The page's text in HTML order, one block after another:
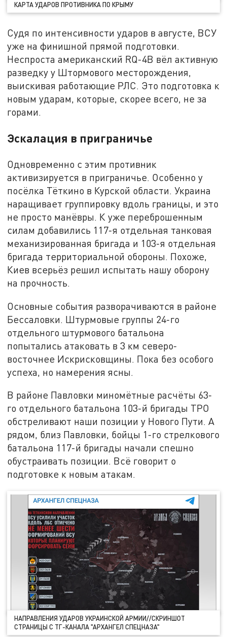
КАРТА УДАРОВ ПРОТИВНИКА ПО КРЫМУ
Судя по интенсивности ударов в августе, ВСУ
уже на финишной прямой подготовки.
Неспроста американский RQ-4B вёл активную
разведку у Штормового месторождения,
выискивая работающие РЛС. Это подготовка к
новым ударам, которые, скорее всего, не за
горами.
Эскалация в приграничье
Одновременно с этим противник
активизируется в приграничье. Особенно у
посёлка Тёткино в Курской области. Украина
наращивает группировку вдоль границы, и это
не просто манёвры. К уже переброшенным
силам добавились 117-я отдельная танковая
механизированная бригада и 103-я отдельная
бригада территориальной обороны. Похоже,
Киев всерьёз решил испытать нашу оборону
на прочность.
Основные события разворачиваются в районе
Бессаловки. Штурмовые группы 24-го
отдельного штурмового батальона
попытались атаковать в 3 км северо-
восточнее Искрисковщины. Пока без особого
успеха, но намерения ясны.
В районе Павловки миномётные расчёты 63-
го отдельного батальона 103-й бригады ТРО
обстреливают наши позиции у Нового Пути. А
рядом, близ Павловки, бойцы 1-го стрелкового
батальона 117-й бригады начали спешно
обустраивать позиции. Всё говорит о
подготовке к новым атакам.
НАПРАВЛЕНИЯ УДАРОВ УКРАИНСКОЙ АРМИИ//СКРИНШОТ
СТРАНИЦЫ С ТГ-КАНАЛА "АРХАНГЕЛ СПЕЦНАЗА"